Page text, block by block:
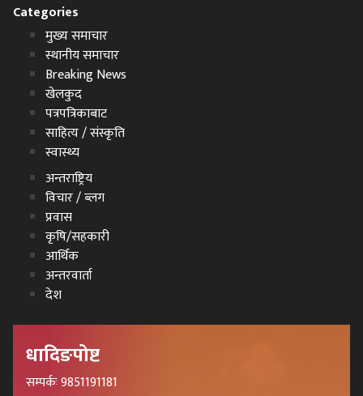
Categories
मुख्य समाचार
स्थानीय समाचार
Breaking News
खेलकुद
पत्रपत्रिकाबाट
साहित्य / संस्कृति
स्वास्थ्य
अन्तराष्ट्रिय
विचार / ब्लग
प्रवास
कृषि/सहकारी
आर्थिक
अन्तरवार्ता
देश
धादिङपोष्ट
सम्पर्कः 9851191181